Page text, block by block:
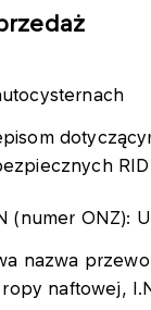
RID
(numer ONZ):
nazwa
naftowej,